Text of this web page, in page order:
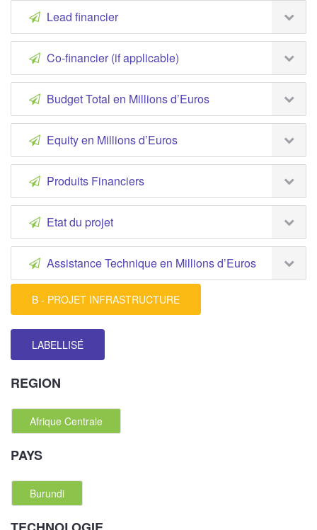
Lead financier
Co-financier (if applicable)
Budget Total en Millions d’Euros
Equity en Millions d’Euros
Produits Financiers
Etat du projet
Assistance Technique en Millions d’Euros
B - PROJET INFRASTRUCTURE
LABELLISÉ
REGION
Afrique Centrale
PAYS
Burundi